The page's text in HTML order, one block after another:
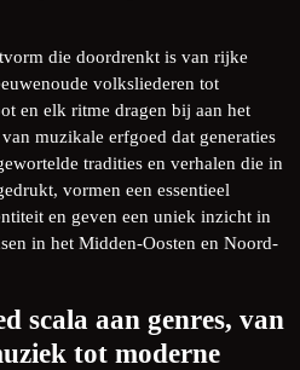
die doordrenkt is van rijke
volksliederen tot
en elk ritme dragen bij aan het
muzikale erfgoed dat generaties
tradities en verhalen die in
vormen een essentieel
en geven een uniek inzicht in
in het Midden-Oosten en Noord-
scala aan genres, van
tot moderne